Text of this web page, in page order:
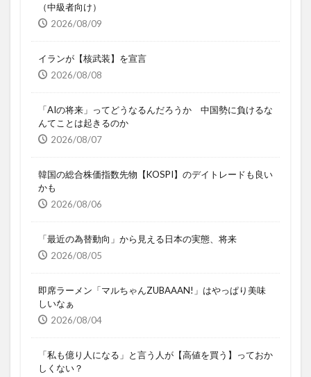
（中級者向け）
2026/08/09
イランが【核武装】を宣言
2026/08/08
「AIの将来」ってどうなるんだろうか 中国勢に負けるな
んてことは起きるのか
2026/08/07
韓国の総合株価指数先物【KOSPI】のデイトレードも良い
かも
2026/08/06
「最近の為替動向」から見える日本の実態、将来
2026/08/05
即席ラーメン「マルちゃんZUBAAAN!」はやっぱり美味
しいなぁ
2026/08/04
「私も億り人になる」と言う人が【高値を買う】っておか
しくない？